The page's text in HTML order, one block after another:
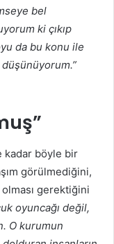
bel
ki çıkıp
da bu konu ile
kadar böyle bir
görülmediğini,
gerektiğini
oyuncağı değil,
O kurumun